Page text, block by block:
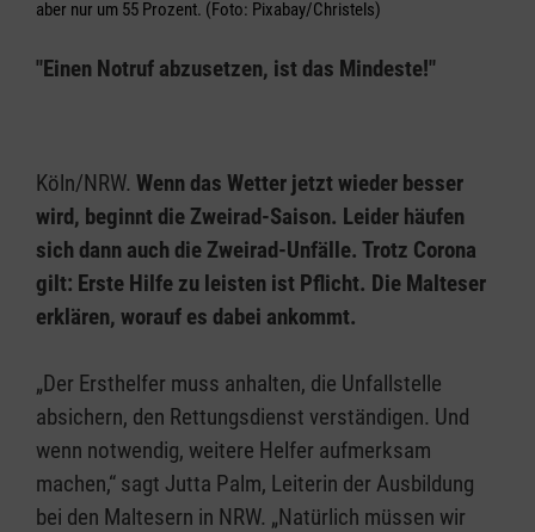
aber nur um 55 Prozent. (Foto: Pixabay/Christels)
"Einen Notruf abzusetzen, ist das Mindeste!"
Köln/NRW. Wenn das Wetter jetzt wieder besser
wird, beginnt die Zweirad-Saison. Leider häufen
sich dann auch die Zweirad-Unfälle. Trotz Corona
gilt: Erste Hilfe zu leisten ist Pflicht. Die Malteser
erklären, worauf es dabei ankommt.
„Der Ersthelfer muss anhalten, die Unfallstelle
absichern, den Rettungsdienst verständigen. Und
wenn notwendig, weitere Helfer aufmerksam
machen,“ sagt Jutta Palm, Leiterin der Ausbildung
bei den Maltesern in NRW. „Natürlich müssen wir